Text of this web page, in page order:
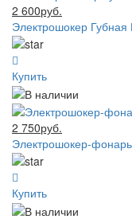
2 600руб.
Электрошокер
Купить
2 750руб.
Электрошокер-
Купить